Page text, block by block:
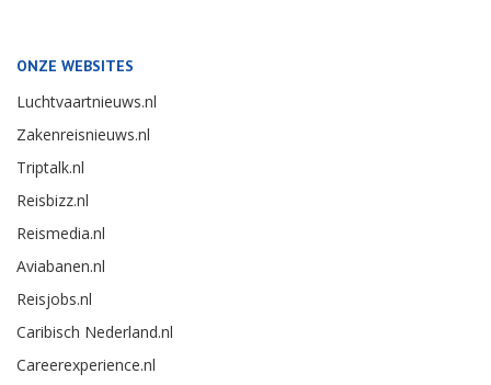
ONZE WEBSITES
Luchtvaartnieuws.nl
Zakenreisnieuws.nl
Triptalk.nl
Reisbizz.nl
Reismedia.nl
Aviabanen.nl
Reisjobs.nl
Caribisch Nederland.nl
Careerexperience.nl